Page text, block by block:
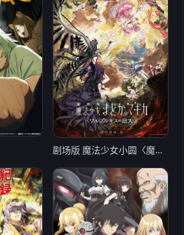
剧场版 魔法少女小圆〈魔女之夜的回天〉